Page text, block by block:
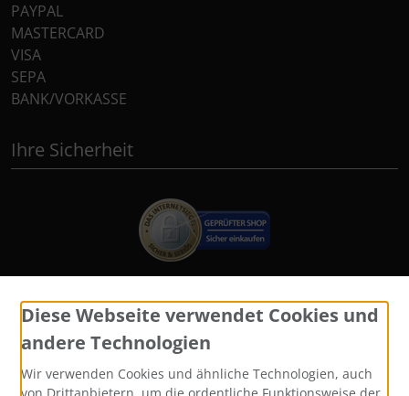
PAYPAL
MASTERCARD
VISA
SEPA
BANK/VORKASSE
Ihre Sicherheit
Widerrufsformular
Diese Webseite verwendet Cookies und
andere Technologien
Wir verwenden Cookies und ähnliche Technologien, auch